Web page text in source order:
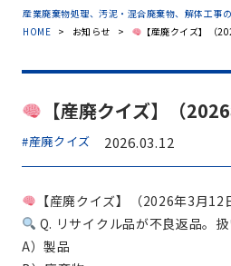
産業廃棄物処理、汚泥・混合廃棄物、解体工事
HOME > お知らせ > 【産廃クイズ】（
【産廃クイズ】（
#産廃クイズ 2026.03.12
【産廃クイズ】（2026年3月12
Q. リサイクル品が不良返品。扱
A）製品